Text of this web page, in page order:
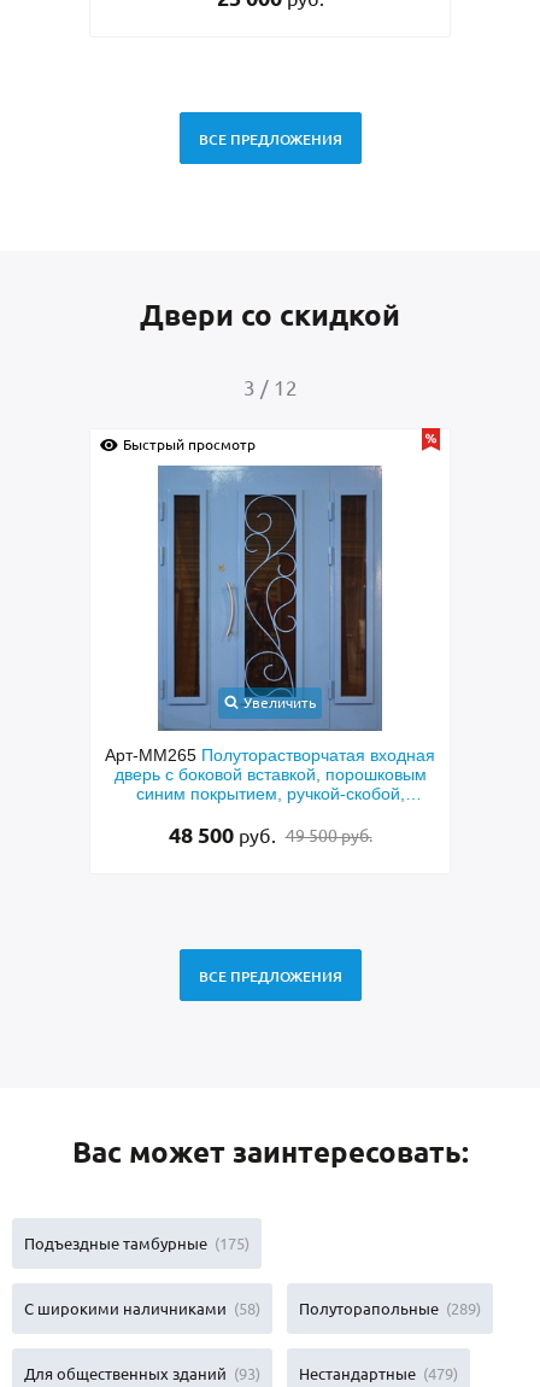
ВСЕ ПРЕДЛОЖЕНИЯ
Двери со скидкой
3 / 12
Быстрый просмотр
Увеличить
Арт-ММ265 Полуторастворчатая входная
дверь с боковой вставкой, порошковым
синим покрытием, ручкой-скобой,
48 500 руб. 49 500 руб.
ВСЕ ПРЕДЛОЖЕНИЯ
Вас может заинтересовать:
Подъездные тамбурные (175)
С широкими наличниками (58) Полуторапольные (289)
Для общественных зданий (93) Нестандартные (479)